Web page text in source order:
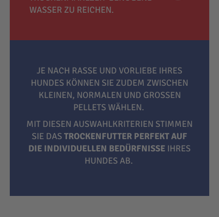
WASSER ZU REICHEN.
JE NACH RASSE UND VORLIEBE IHRES
HUNDES KÖNNEN SIE ZUDEM ZWISCHEN
KLEINEN, NORMALEN UND GROSSEN P
ELLETS WÄHLEN.
MIT DIESEN AUSWAHLKRITERIEN STIMMEN
SIE DAS TROCKENFUTTER PERFEKT AUF
DIE INDIVIDUELLEN BEDÜRFNISSE IHRES
HUNDES AB.